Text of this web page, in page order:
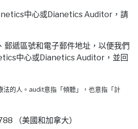
中心或Dianetics Auditor，請
郵遞區號和電子郵件地址，以便我們
中心或Dianetics Auditor，並回
的人。audit意指「傾聽」，也意指「計
（美國和加拿大）